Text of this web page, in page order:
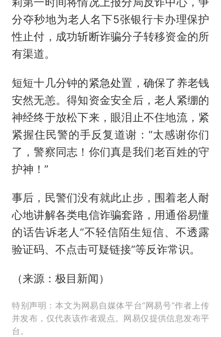
分夺秒地为老人名下5张银行卡办理保护
性止付，成功斩断诈骗分子转移资金的所
有渠道。
短短十几分钟的紧急处置，确保了养老钱
安然无恙。得知资金安全后，老人紧绷的
神经终于放松下来，眼泪止不住地流，紧
紧握住民警的手反复道谢：“太感谢你们
了，警察同志！你们真是我们老百姓的守
护神！”
事后，民警们没有就此止步，围着老人耐
心地讲解各类电信诈骗套路，用通俗易懂
的话告诉老人“不轻信陌生短信、不透露
验证码、不点击可疑链接”等反诈常识。
（来源：极目新闻）
特别声明：本文为网易自媒体平台“网易号”作者上传
并发布，仅代表该作者观点。网易仅提供信息发布平
台。